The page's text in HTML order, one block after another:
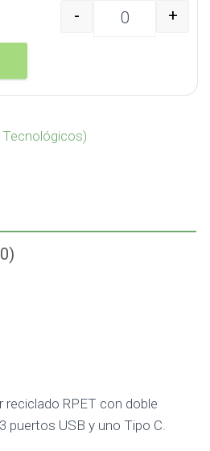
Puerto USB RPET TE-
- +
reciclado RPET con doble
puertos USB y uno Tipo C.